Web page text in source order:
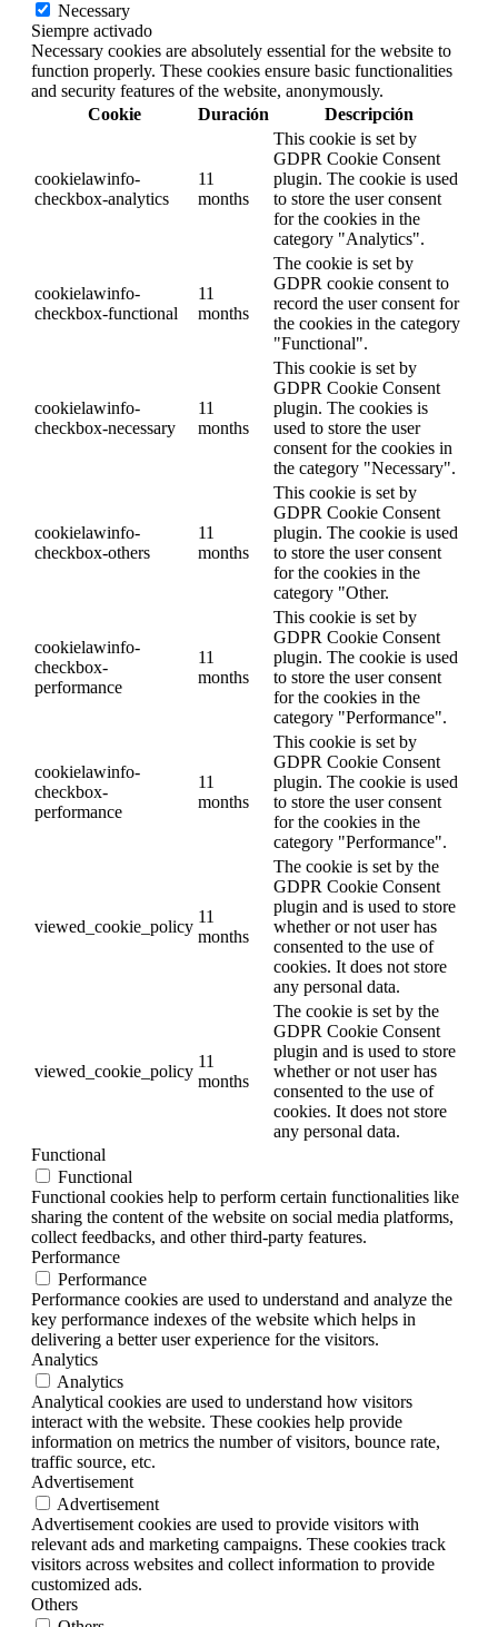
Necessary
Siempre activado
Necessary cookies are absolutely essential for the website to
function properly. These cookies ensure basic functionalities
and security features of the website, anonymously.
Cookie
Duración Descripción
cookielawinfo-
checkbox-analytics
11
months
This cookie is set by
GDPR Cookie Consent
plugin. The cookie is used
to store the user consent
for the cookies in the
category "Analytics".
cookielawinfo-
checkbox-functional
11
months
The cookie is set by
GDPR cookie consent to
record the user consent for
the cookies in the category
"Functional".
cookielawinfo-
checkbox-necessary
11
months
This cookie is set by
GDPR Cookie Consent
plugin. The cookies is
used to store the user
consent for the cookies in
the category "Necessary".
cookielawinfo-
checkbox-others
11
months
This cookie is set by
GDPR Cookie Consent
plugin. The cookie is used
to store the user consent
for the cookies in the
category "Other.
cookielawinfo-
checkbox-
performance
11
months
This cookie is set by
GDPR Cookie Consent
plugin. The cookie is used
to store the user consent
for the cookies in the
category "Performance".
cookielawinfo-
checkbox-
performance
11
months
This cookie is set by
GDPR Cookie Consent
plugin. The cookie is used
to store the user consent
for the cookies in the
category "Performance".
viewed_cookie_policy
11
months
The cookie is set by the
GDPR Cookie Consent
plugin and is used to store
whether or not user has
consented to the use of
cookies. It does not store
any personal data.
viewed_cookie_policy
11
months
The cookie is set by the
GDPR Cookie Consent
plugin and is used to store
whether or not user has
consented to the use of
cookies. It does not store
any personal data.
Functional
Functional
Functional cookies help to perform certain functionalities like
sharing the content of the website on social media platforms,
collect feedbacks, and other third-party features.
Performance
Performance
Performance cookies are used to understand and analyze the
key performance indexes of the website which helps in
delivering a better user experience for the visitors.
Analytics
Analytics
Analytical cookies are used to understand how visitors
interact with the website. These cookies help provide
information on metrics the number of visitors, bounce rate,
traffic source, etc.
Advertisement
Advertisement
Advertisement cookies are used to provide visitors with
relevant ads and marketing campaigns. These cookies track
visitors across websites and collect information to provide
customized ads.
Others